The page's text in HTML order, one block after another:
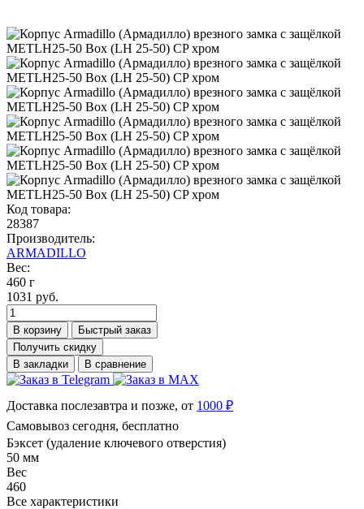
Код товара:
28387
Производитель:
ARMADILLO
Вес:
460 г
1031 руб.
В корзину
Быстрый заказ
Получить скидку
В закладки
В сравнение
Доставка послезавтра и позже, от 1000 ₽
Самовывоз сегодня, бесплатно
Бэксет (удаление ключевого отверстия)
50 мм
Вес
460
Все характеристики